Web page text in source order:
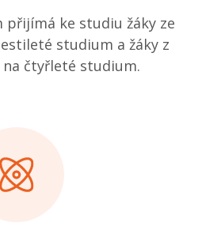
přijímá ke studiu žáky ze
studium a žáky z
čtyřleté studium.